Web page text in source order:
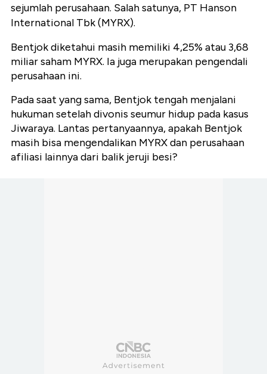
sejumlah perusahaan. Salah satunya, PT Hanson
International Tbk (MYRX).
Bentjok diketahui masih memiliki 4,25% atau 3,68
miliar saham MYRX. Ia juga merupakan pengendali
perusahaan ini.
Pada saat yang sama, Bentjok tengah menjalani
hukuman setelah divonis seumur hidup pada kasus
Jiwaraya. Lantas pertanyaannya, apakah Bentjok
masih bisa mengendalikan MYRX dan perusahaan
afiliasi lainnya dari balik jeruji besi?